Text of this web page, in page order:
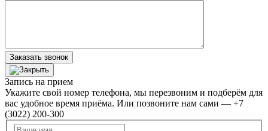
Заказать звонок
Запись на прием
Укажите свой номер телефона, мы перезвоним и подберём для
вас удобное время приёма. Или позвоните нам сами — +7
(3022) 200-300